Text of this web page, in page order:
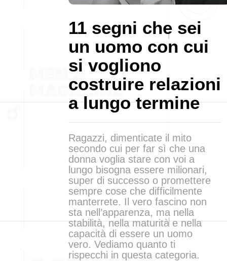
11 segni che sei
un uomo con cui
si vogliono
costruire relazioni
a lungo termine
Ragazzi, dimenticate il mito
secondo cui per far sì che una
donna voglia stare con voi a
lungo bisogna essere milionari,
super di successo o promettere
sempre cose che difficilmente
manterrete. Il vero fascino non
sta nell’apparenza, ma nella
stabilità, nella maturità e nella
capacità di essere un uomo
vero. Vediamo quanto ti
rispecchi in questa categoria.